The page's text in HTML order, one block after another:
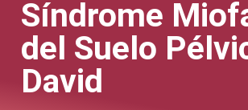
Síndrome
del Suelo
David